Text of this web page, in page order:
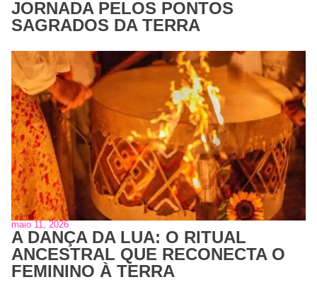
JORNADA PELOS PONTOS
SAGRADOS DA TERRA
maio 11, 2026
A DANÇA DA LUA: O RITUAL
ANCESTRAL QUE RECONECTA O
FEMININO À TERRA